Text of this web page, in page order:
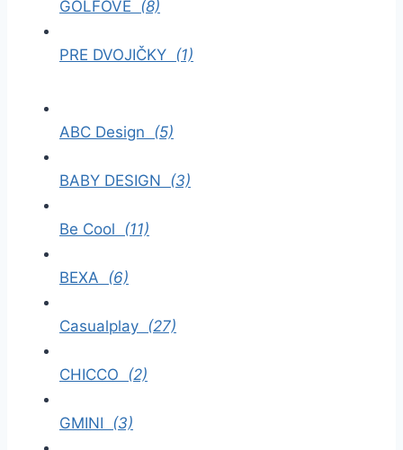
GOLFOVÉ (8)
PRE DVOJIČKY (1)
ABC Design (5)
BABY DESIGN (3)
Be Cool (11)
BEXA (6)
Casualplay (27)
CHICCO (2)
GMINI (3)